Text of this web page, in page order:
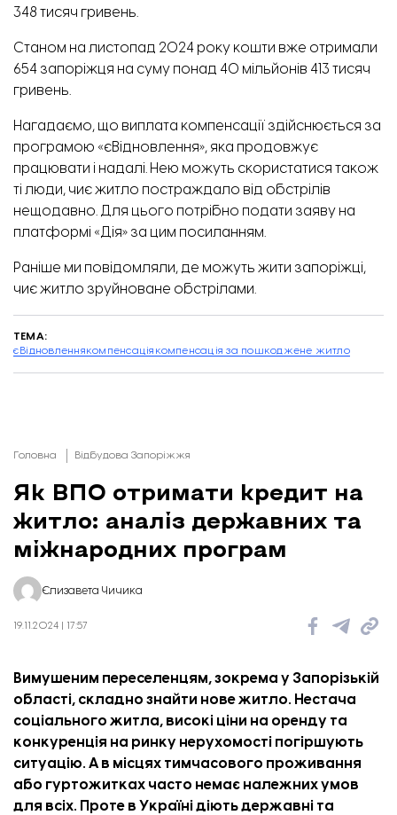
348 тисяч гривень.
Станом на листопад 2024 року кошти вже отримали
654 запоріжця на суму понад 40 мільйонів 413 тисяч
гривень.
Нагадаємо, що виплата компенсації здійснюється за
програмою «єВідновлення», яка продовжує
працювати і надалі. Нею можуть скористатися також
ті люди, чиє житло постраждало від обстрілів
нещодавно. Для цього потрібно подати заяву на
платформі «Дія» за цим посиланням.
Раніше ми повідомляли, де можуть жити запоріжці,
чиє житло зруйноване обстрілами.
ТЕМА:
єВідновленнякомпенсація компенсація за пошкоджене житло
Головна Відбудова Запоріжжя
Як ВПО отримати кредит на
житло: аналіз державних та
міжнародних програм
Єлизавета Чичика
19.11.2024 | 17:57
Вимушеним переселенцям, зокрема у Запорізькій
області, складно знайти нове житло. Нестача
соціального житла, високі ціни на оренду та
конкуренція на ринку нерухомості погіршують
ситуацію. А в місцях тимчасового проживання
або гуртожитках часто немає належних умов
для всіх. Проте в Україні діють державні та